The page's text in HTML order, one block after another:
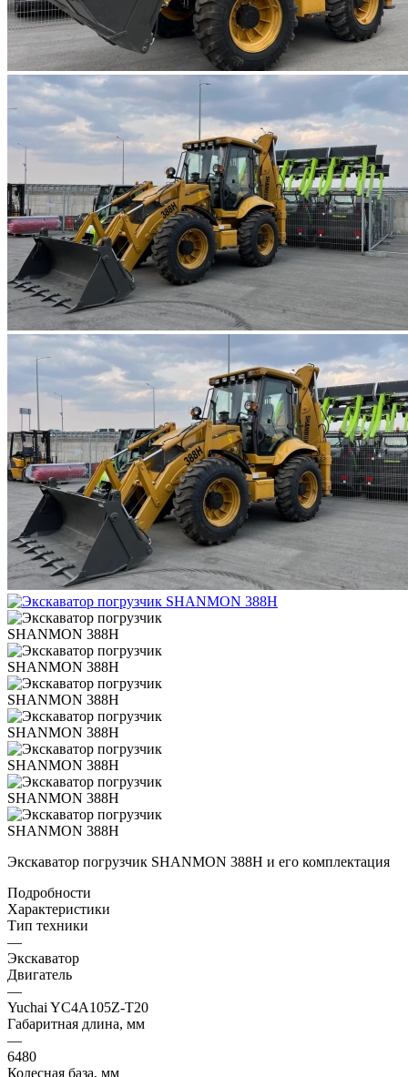
Экскаватор погрузчик SHANMON 388H и его комплектация
Подробности
Характеристики
Тип техники
—
Экскаватор
Двигатель
—
Yuchai YC4A105Z-T20
Габаритная длина, мм
—
6480
Колесная база, мм